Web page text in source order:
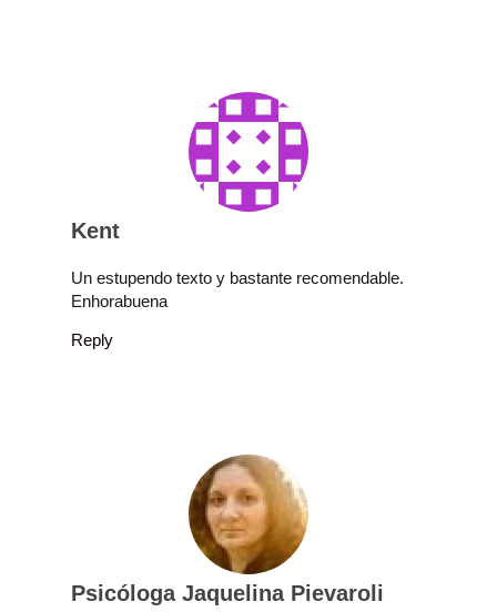
Kent
Un estupendo texto y bastante recomendable.
Enhorabuena
Reply
Psicóloga Jaquelina Pievaroli